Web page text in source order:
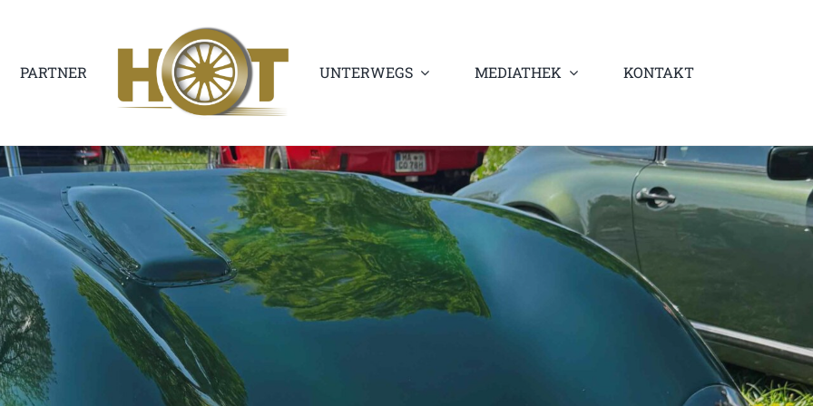
PARTNER UNTERWEGS MEDIATHEK KONTAKT